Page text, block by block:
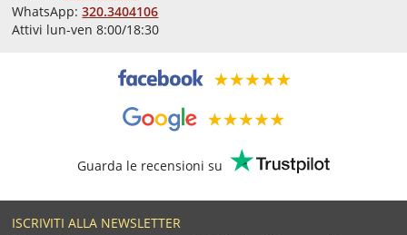
WhatsApp:320.3404106
Attivi lun-ven 8:00/18:30
Guarda le recensioni su
ISCRIVITI ALLA NEWSLETTER